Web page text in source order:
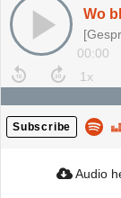
00:00
Subscribe
Audio